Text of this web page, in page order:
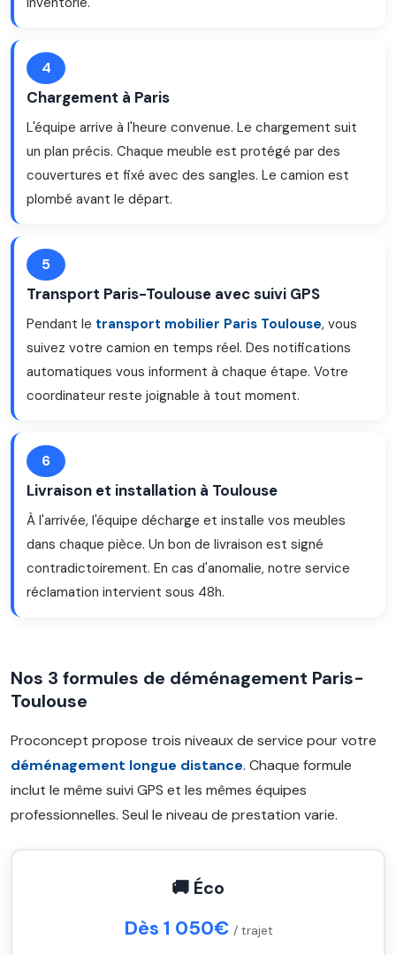
4
Chargement à Paris
L'équipe arrive à l'heure convenue. Le chargement suit
un plan précis. Chaque meuble est protégé par des
couvertures et fixé avec des sangles. Le camion est
plombé avant le départ.
5
Transport Paris-Toulouse avec suivi GPS
Pendant le transport mobilier Paris Toulouse, vous
suivez votre camion en temps réel. Des notifications
automatiques vous informent à chaque étape. Votre
coordinateur reste joignable à tout moment.
6
Livraison et installation à Toulouse
À l'arrivée, l'équipe décharge et installe vos meubles
dans chaque pièce. Un bon de livraison est signé
contradictoirement. En cas d'anomalie, notre service
réclamation intervient sous 48h.
Nos 3 formules de déménagement Paris-
Toulouse
Proconcept propose trois niveaux de service pour votre
déménagement longue distance. Chaque formule
inclut le même suivi GPS et les mêmes équipes
professionnelles. Seul le niveau de prestation varie.
🚚 Éco
Dès 1 050€ / trajet